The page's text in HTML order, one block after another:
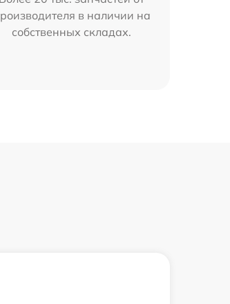
в наличии на
собственных складах.